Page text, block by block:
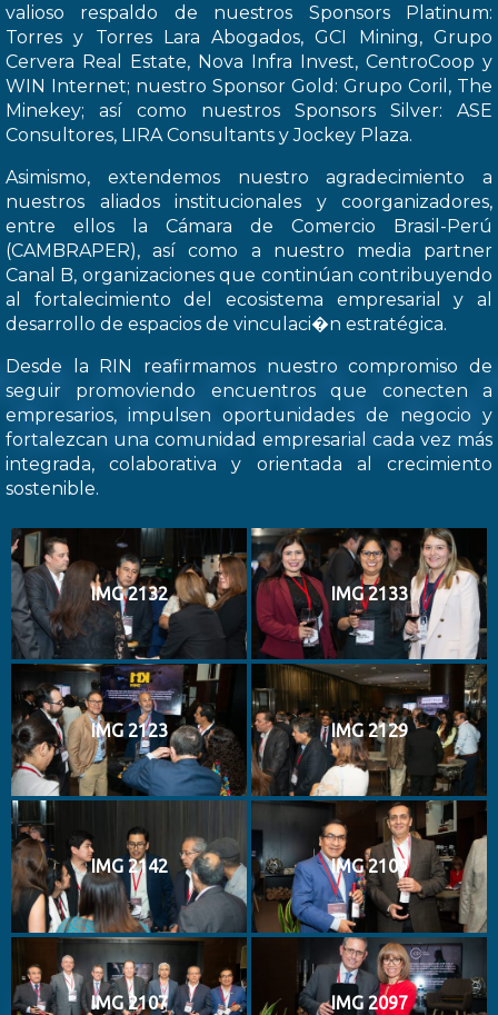
valioso respaldo de nuestros Sponsors Platinum:
Torres y Torres Lara Abogados, GCI Mining, Grupo
Cervera Real Estate, Nova Infra Invest, CentroCoop y
WIN Internet; nuestro Sponsor Gold: Grupo Coril, The
Minekey; así como nuestros Sponsors Silver: ASE
Consultores, LIRA Consultants y Jockey Plaza.
Asimismo, extendemos nuestro agradecimiento a
nuestros aliados institucionales y coorganizadores,
entre ellos la Cámara de Comercio Brasil-Perú
(CAMBRAPER), así como a nuestro media partner
Canal B, organizaciones que continúan contribuyendo
al fortalecimiento del ecosistema empresarial y al
desarrollo de espacios de vinculaci�n estratégica.
Desde la RIN reafirmamos nuestro compromiso de
seguir promoviendo encuentros que conecten a
empresarios, impulsen oportunidades de negocio y
fortalezcan una comunidad empresarial cada vez más
integrada, colaborativa y orientada al crecimiento
sostenible.
IMG 2132 IMG 2133
IMG 2123 IMG 2129
IMG 2142 IMG 2109
IMG 2107 IMG 2097